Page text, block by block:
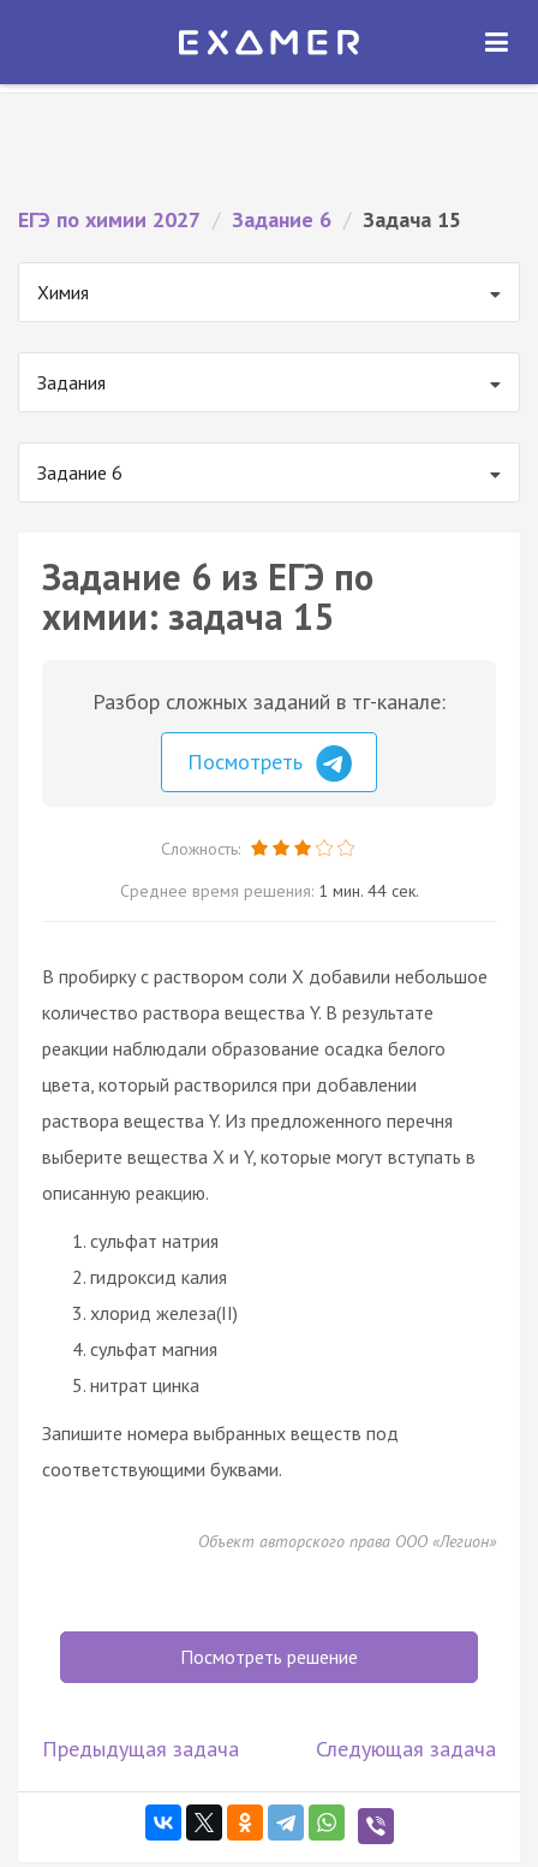
Экзамер — ЕГЭ 2027
ОТКРЫТЬ
ЕГЭ по химии 2027 / Задание 6 / Задача 15
Химия
Задания
Задание 6
Задание 6 из ЕГЭ по
химии: задача 15
Разбор сложных заданий в тг-канале:
Посмотреть
Сложность:
Среднее время решения: 1 мин. 44 сек.
В пробирку с раствором соли X добавили небольшое
количество раствора вещества Y. В результате
реакции наблюдали образование осадка белого
цвета, который растворился при добавлении
раствора вещества Y. Из предложенного перечня
выберите вещества X и Y, которые могут вступать в
описанную реакцию.
сульфат натрия
гидроксид калия
хлорид железа(II)
сульфат магния
нитрат цинка
Запишите номера выбранных веществ под
соответствующими буквами.
Объект авторского права ООО «Легион»
Посмотреть решение
Предыдущая задача Следующая задача